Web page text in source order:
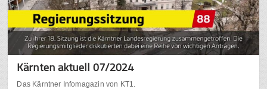
Kärnten aktuell 07/2024
Das Kärntner Infomagazin von KT1.